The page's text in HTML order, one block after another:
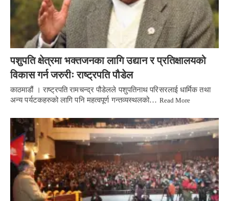
पशुपति क्षेत्रमा भक्तजनका लागि उद्यान र प्रतिक्षालयको
विकास गर्न जरुरीः राष्ट्रपति पौडेल
काठमाडौं । राष्ट्रपति रामचन्द्र पौडेलले पशुपतिनाथ परिसरलाई धार्मिक तथा
अन्य पर्यटकहरुको लागि पनि महत्वपूर्ण गन्तव्यस्थलको… Read More